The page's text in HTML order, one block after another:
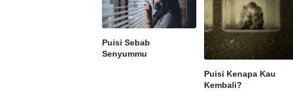
Puisi Sebab
Senyummu
Puisi Kenapa Kau
Kembali?